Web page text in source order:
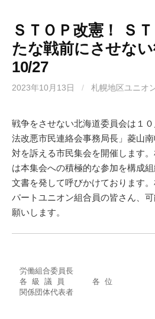
ＳＴＯＰ改憲！ Ｓ
たな戦前にさせな
10/27
2023年10月13日 / 札幌地区ユニオ
戦争をさせない北海道委員会は１
法改悪市民連絡会事務局長」菱山
対を訴える市民集会を開催します
は本集会への積極的な参加を構成
文書を発して呼びかけております
パートユニオン組合員の皆さん、
願いします。
２０２３年
札幌平和運動フ
労働組合委員長
各 級 議 員 　　　各 位
関係団体代表者
札幌平和運
代表幹事